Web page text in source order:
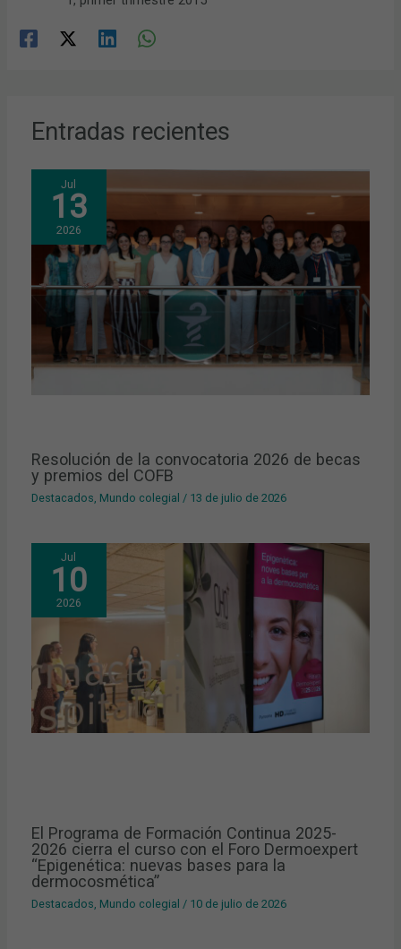
Entradas recientes
Jul
13
2026
Resolución de la convocatoria 2026 de becas
y premios del COFB
Destacados, Mundo colegial / 13 de julio de 2026
Jul
10
2026
El Programa de Formación Continua 2025-
2026 cierra el curso con el Foro Dermoexpert
“Epigenética: nuevas bases para la
dermocosmética”
Destacados Mundo colegial / 10 de julio de 2026